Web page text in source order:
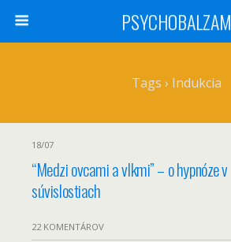
PSYCHOBALZAM
Tags › Indukcia
18/07
“Medzi ovcami a vlkmi” – o hypnóze v
súvislostiach
22 KOMENTÁROV